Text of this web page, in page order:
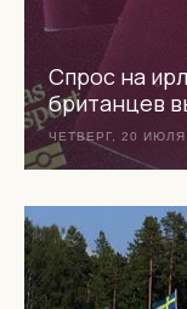
Спрос на
британцев
ЧЕТВЕРГ, 20 ИЮЛЯ